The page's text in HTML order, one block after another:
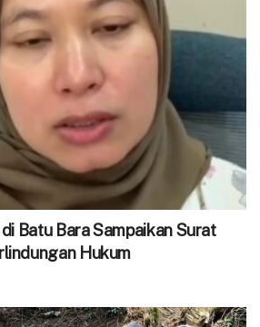
Batu Bara Sampaikan Surat
Hukum